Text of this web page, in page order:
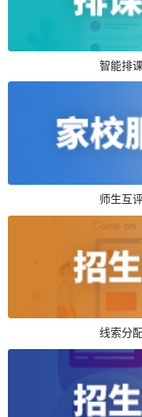
智能排
师生互
线索分